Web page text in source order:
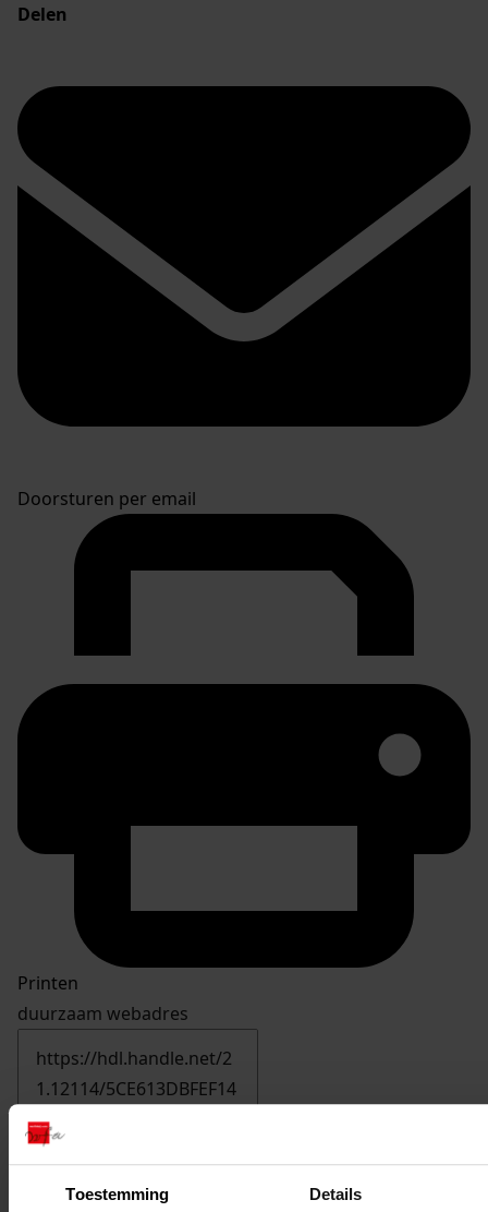
Toestemming Details
Delen
Doorsturen per email
Printen
duurzaam webadres
Inventaris
06. Inv. nrs 501-600